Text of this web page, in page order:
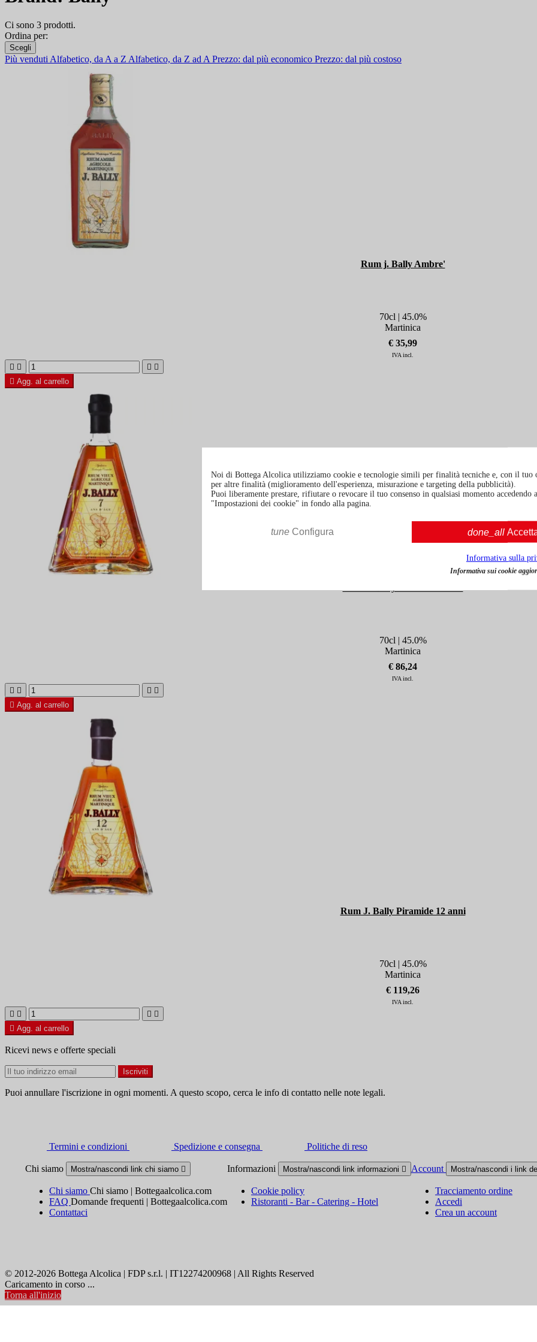
Ci sono 3 prodotti.
Ordina per:
Scegli
Più venduti Alfabetico, da A a Z Alfabetico, da Z ad A Prezzo: dal più economico Prezzo: dal più costoso
Rum j. Bally Ambre'
70cl | 45.0%
Martinica
€ 35,99
IVA incl.
   
 Agg. al carrello
70cl | 45.0%
Martinica
€ 86,24
IVA incl.
   
 Agg. al carrello
Rum J. Bally Piramide 12 anni
70cl | 45.0%
Martinica
€ 119,26
IVA incl.
   
 Agg. al carrello
Ricevi news e offerte speciali
Puoi annullare l'iscrizione in ogni momenti. A questo scopo, cerca le info di contatto nelle note legali.
Termini e condizioni Spedizione e consegna Politiche di reso
Chi siamo Mostra/nascondi link chi siamo 
Chi siamo Chi siamo | Bottegaalcolica.com
FAQ Domande frequenti | Bottegaalcolica.com
Contattaci
Informazioni Mostra/nascondi link informazioni 
Cookie policy
Ristoranti - Bar - Catering - Hotel
Account Mostra/nascondi i link
Tracciamento ordine
Accedi
Crea un account
© 2012-2026 Bottega Alcolica | FDP s.r.l. | IT12274200968 | All Rights Reserved
Caricamento in corso ...
Torna all'inizio
Noi di Bottega Alcolica utilizziamo cookie e tecnologie simili per finalità tecniche e, con il tuo
per altre finalità (miglioramento dell'esperienza, misurazione e targeting della pubblicità).
Puoi liberamente prestare, rifiutare o revocare il tuo consenso in qualsiasi momento accedendo
"Impostazioni dei cookie" in fondo alla pagina.
tune Configura done_all
Informativa sulla
Informativa sui cookie